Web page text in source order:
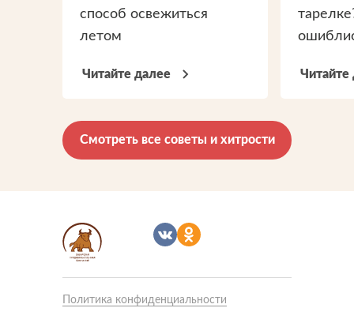
способ освежиться
летом
Читайте далее Читайте
Смотреть все советы и хитрости
Политика конфиденциальности